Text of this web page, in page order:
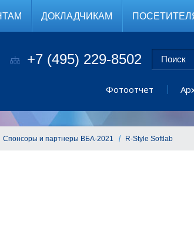
ДОКЛАДЧИКАМ
+7 (495) 229-8502
Фотоотчет
Спонсоры и партнеры ВБА-2021 R-Style Softlab